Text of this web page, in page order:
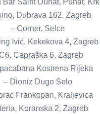
Bar Saint Dunat, Punat, Krk
Dubrava 162, Zagreb
– Corner, Selce
Ivić, Kekekova 4, Zagreb
Capraška 6, Zagreb
Kostrena Rijeka
– Dioniz Dugo Selo
Frankopan, Kraljevica
Koranska 2, Zagreb